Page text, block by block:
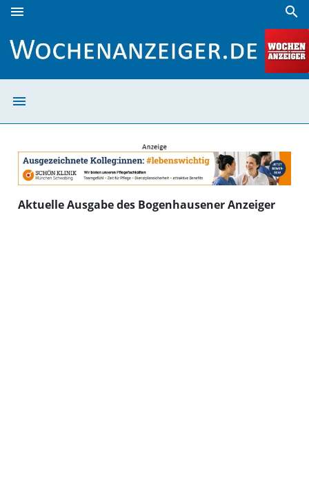
menu search
menu
Aktuelle Ausgabe des Bogenhausener Anzeiger